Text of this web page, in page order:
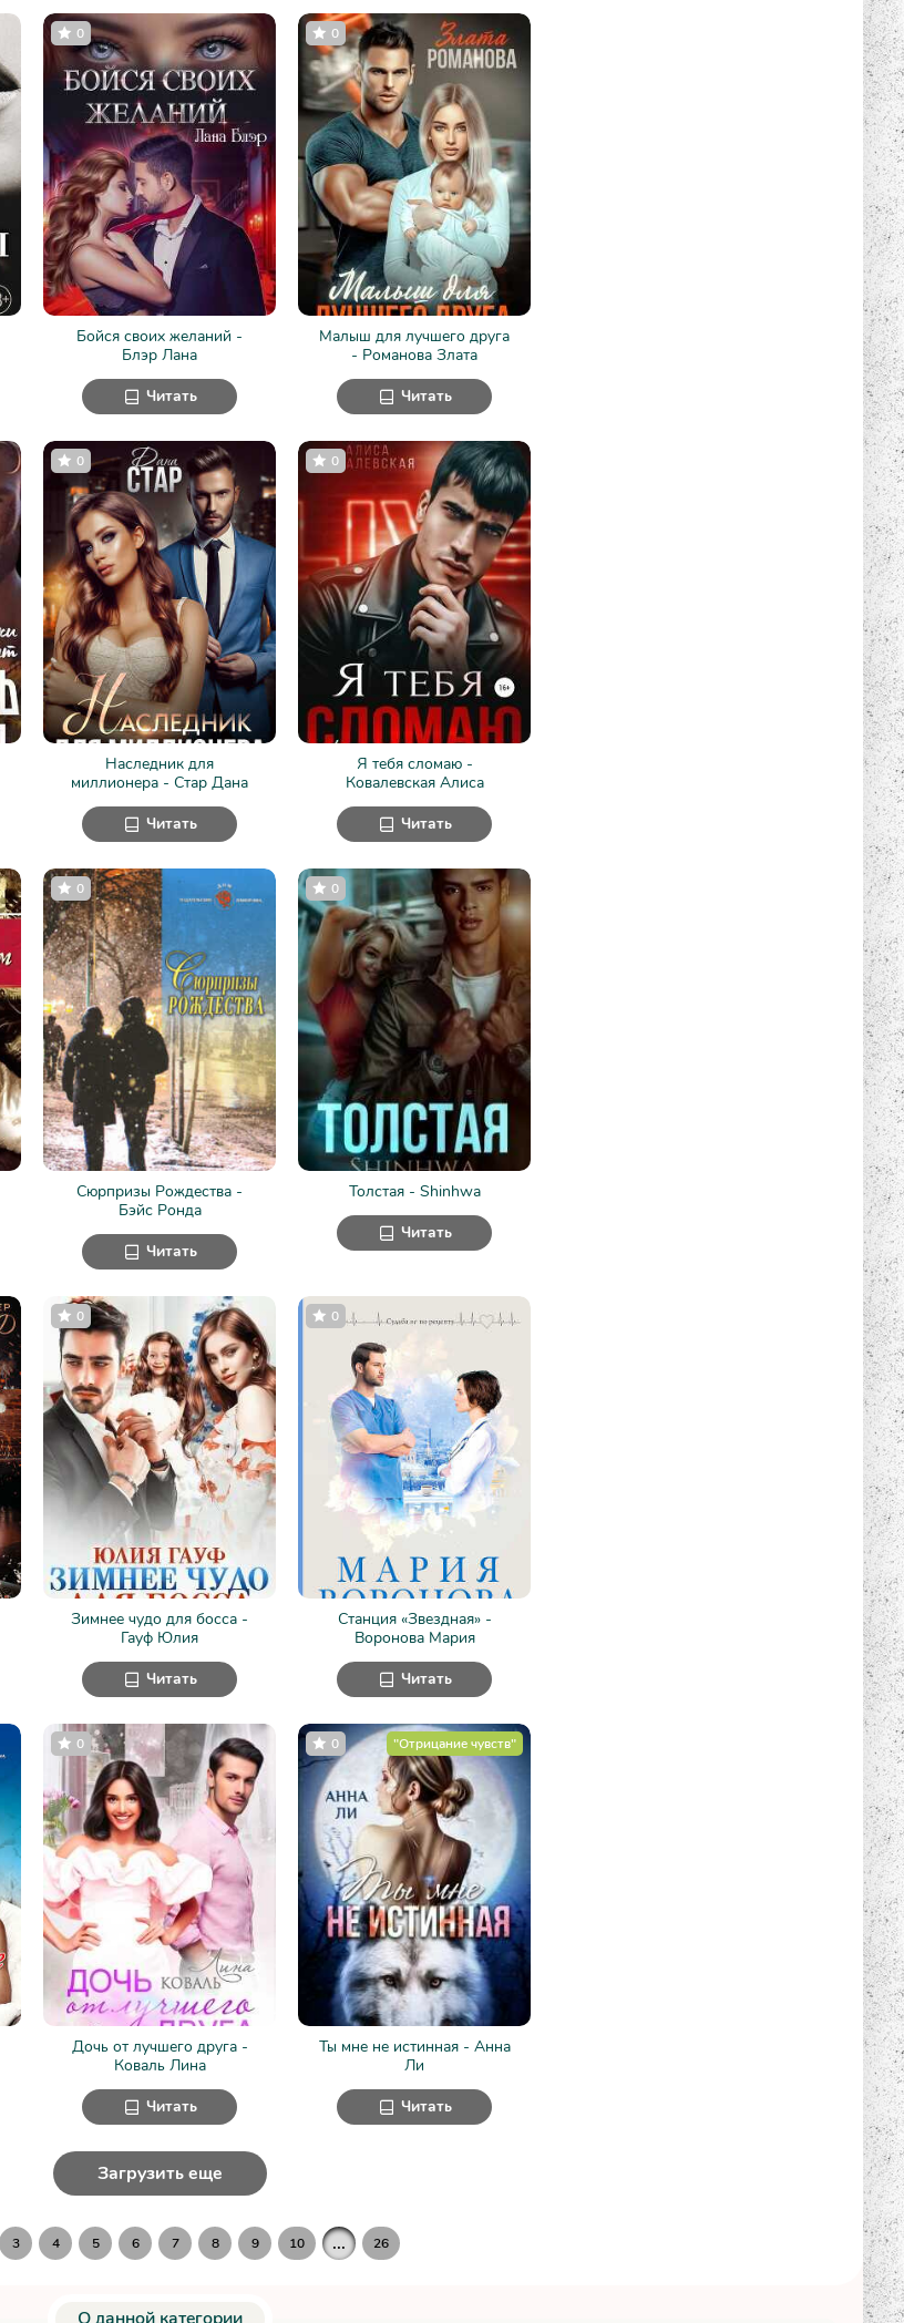
Бойся своих желаний -
Блэр Лана
0
Читать
Малыш для лучшего друга
- Романова Злата
0
Читать
Наследник для
миллионера - Стар Дана
0
Читать
Я тебя сломаю -
Ковалевская Алиса
0
Читать
Сюрпризы Рождества -
Бэйс Ронда
0
Читать
Толстая - Shinhwa
0
Читать
Зимнее чудо для босса -
Гауф Юлия
0
Читать
Станция «Звездная» -
Воронова Мария
0
Читать
Дочь от лучшего друга -
Коваль Лина
0
Читать
Ты мне не истинная - Анна
Ли
0 "Отрицание чувств"
Читать
Загрузить еще
3 4 5 6 7 8 9 10 ... 26